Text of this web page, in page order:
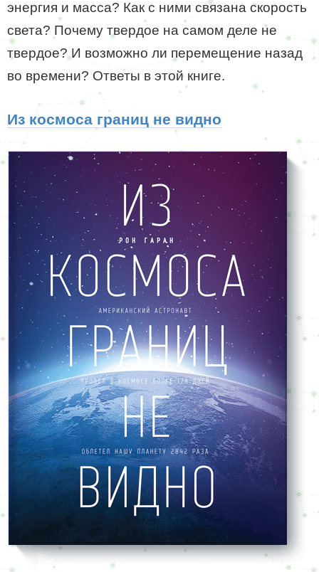
энергия и масса? Как с ними связана скорость
света? Почему твердое на самом деле не
твердое? И возможно ли перемещение назад
во времени? Ответы в этой книге.
Из космоса границ не видно